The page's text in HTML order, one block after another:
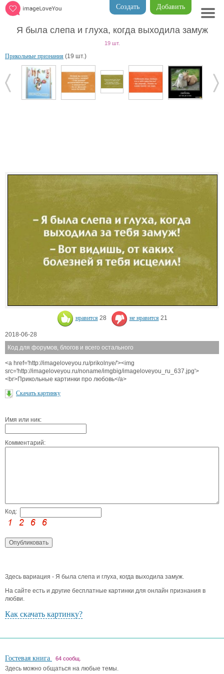
Добавить
Создать
Я была слепа и глуха, когда выходила замуж
19 шт.
Прикольные признания (19 шт.)
нравится 28 не нравится 21
2018-06-28
Код для форумов, блогов и всего остального
<a href='http://imageloveyou.ru/prikolnye/'><img
src='http://imageloveyou.ru/noname/imgbig/imageloveyou_ru_637.jpg'>
<br>Прикольные картинки про любовь</a>
Скачать картинку
Имя или ник:
Комментарий:
Код:
Здесь вариация - Я была слепа и глуха, когда выходила замуж.
На сайте есть и другие бесплатные картинки для онлайн признания в
любви.
Как скачать картинку?
Гостевая книга 64 сообщ.
Здесь можно общаться на любые темы.